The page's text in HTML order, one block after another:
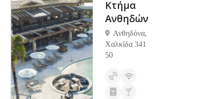
Κτήμα
Ανθηδών
Ανθηδόνα,
Χαλκίδα 341
50